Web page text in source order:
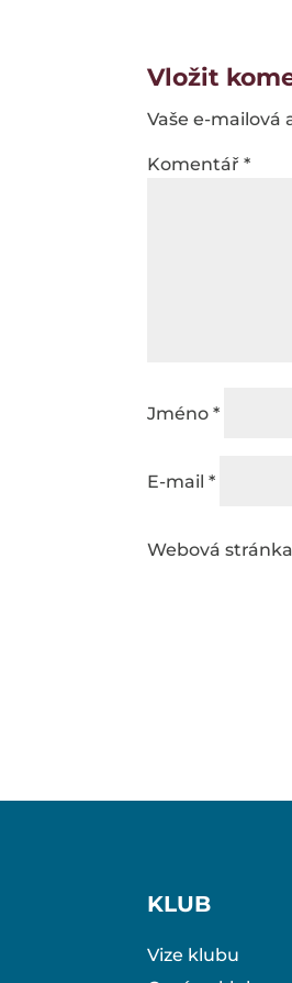
Vložit
Vaše e-mailová
Komentář*
Jméno*
E-mail*
Webová stránka
KLUB
Vize klubu